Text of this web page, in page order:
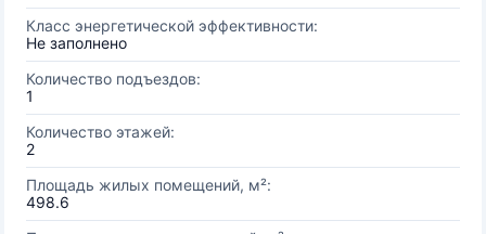
Класс энергетической эффективности:
Не заполнено
Количество подъездов:
1
Количество этажей:
2
Площадь жилых помещений, м²:
498.6